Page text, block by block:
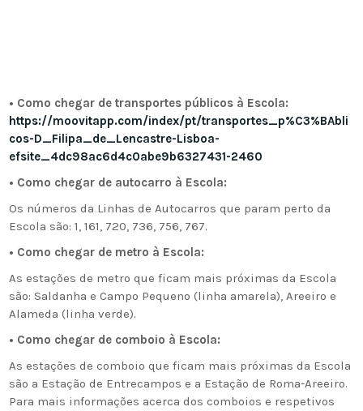
• Como chegar de transportes públicos à Escola:
https://moovitapp.com/index/pt/transportes_p%C3%BAbli
cos-D_Filipa_de_Lencastre-Lisboa-
efsite_4dc98ac6d4c0abe9b6327431-2460
• Como chegar de autocarro à Escola:
Os números da Linhas de Autocarros que param perto da
Escola são: 1, 161, 720, 736, 756, 767.
• Como chegar de metro à Escola:
As estações de metro que ficam mais próximas da Escola
são: Saldanha e Campo Pequeno (linha amarela), Areeiro e
Alameda (linha verde).
• Como chegar de comboio à Escola:
As estações de comboio que ficam mais próximas da Escola
são a Estação de Entrecampos e a Estação de Roma-Areeiro.
Para mais informações acerca dos comboios e respetivos